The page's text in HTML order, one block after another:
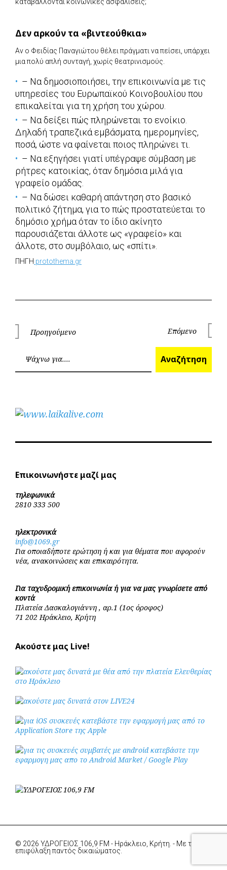
Δεν αρκούν τα «βιντεούθκια»
Αν ο Φειδίας Παναγιώτου θέλει πράγματι να πείσει, υπάρχει
μια πολύ απλή συνταγή, χωρίς θεατρινισμούς.
– Να δημοσιοποιήσει, την επικοινωνία με τις
υπηρεσίες του Ευρωπαϊκού Κοινοβουλίου που
επικαλείται για τη χρήση του χώρου.
– Να δείξει πώς πληρώνεται το ενοίκιο.
Δηλαδή τραπεζικά εμβάσματα, ημερομηνίες,
ποσά, ώστε να φαίνεται ποιος πληρώνει τι.
– Να εξηγήσει γιατί υπέγραψε σύμβαση με
ρήτρες κατοικίας, όταν δημόσια μιλά για
γραφείο ομάδας.
– Να δώσει καθαρή απάντηση στο βασικό
πολιτικό ζήτημα, για το πώς προστατεύεται το
δημόσιο χρήμα όταν το ίδιο ακίνητο
παρουσιάζεται άλλοτε ως «γραφείο» και
άλλοτε, στο συμβόλαιο, ως «σπίτι».
ΠΗΓΗ protothema.gr
Πλοήγηση
άρθρων
Προηγούμενο Επόμενο
Αναζήτηση
Επικοινωνήστε μαζί μας
τηλεφωνικά
2810 333 500
ηλεκτρονικά
info@1069.gr
Για οποιαδήποτε ερώτηση ή και για θέματα που αφορούν
νέα, ανακοινώσεις και επικαιρότητα.
Για ταχυδρομική επικοινωνία ή για να μας γνωρίσετε από
κοντά
Πλατεία Δασκαλογιάννη , αρ.1 (1ος όροφος)
71 202 Ηράκλειο, Κρήτη
Ακούστε μας Live!
© 2026 ΥΔΡΟΓΕΙΟΣ 106,9 FM - Ηράκλειο, Κρήτη. - Με την
επιφύλαξη παντός δικαιώματος.